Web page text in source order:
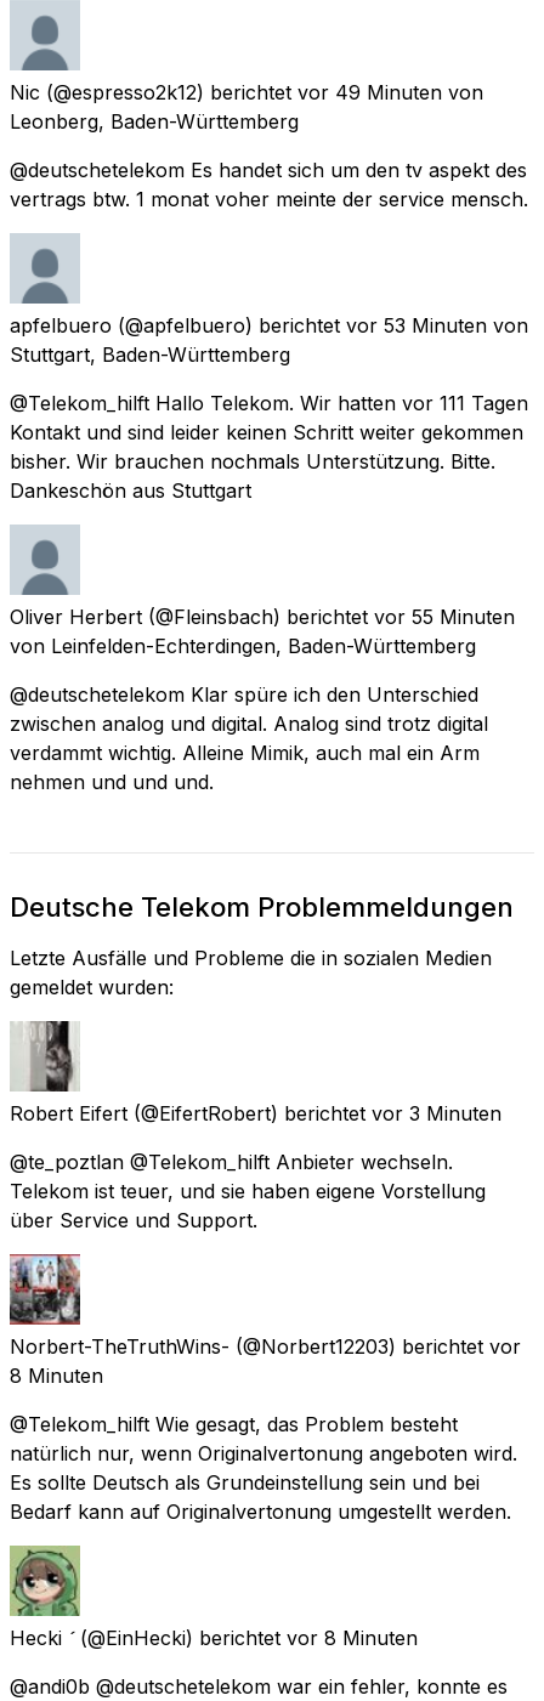
Nic (@espresso2k12) berichtet vor 49 Minuten von
Leonberg, Baden-Württemberg
@deutschetelekom Es handet sich um den tv aspekt des
vertrags btw. 1 monat voher meinte der service mensch.
apfelbuero (@apfelbuero) berichtet vor 53 Minuten von
Stuttgart, Baden-Württemberg
@Telekom_hilft Hallo Telekom. Wir hatten vor 111 Tagen
Kontakt und sind leider keinen Schritt weiter gekommen
bisher. Wir brauchen nochmals Unterstützung. Bitte.
Dankeschön aus Stuttgart
Oliver Herbert (@Fleinsbach) berichtet vor 55 Minuten
von Leinfelden-Echterdingen, Baden-Württemberg
@deutschetelekom Klar spüre ich den Unterschied
zwischen analog und digital. Analog sind trotz digital
verdammt wichtig. Alleine Mimik, auch mal ein Arm
nehmen und und und.
Deutsche Telekom Problemmeldungen
Letzte Ausfälle und Probleme die in sozialen Medien
gemeldet wurden:
Robert Eifert (@EifertRobert) berichtet vor 3 Minuten
@te_poztlan @Telekom_hilft Anbieter wechseln.
Telekom ist teuer, und sie haben eigene Vorstellung
über Service und Support.
Norbert-TheTruthWins- (@Norbert12203) berichtet vor
8 Minuten
@Telekom_hilft Wie gesagt, das Problem besteht
natürlich nur, wenn Originalvertonung angeboten wird.
Es sollte Deutsch als Grundeinstellung sein und bei
Bedarf kann auf Originalvertonung umgestellt werden.
Hecki  (@EinHecki) berichtet vor 8 Minuten
@andi0b @deutschetelekom war ein fehler, konnte es